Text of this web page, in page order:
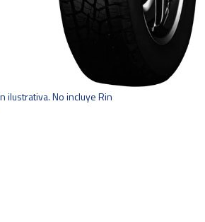
ilustrativa. No incluye Rin